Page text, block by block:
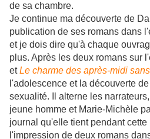
de sa chambre.
Je continue ma découverte de
publication de ses romans dans
et je dois dire qu'à chaque
plus. Après les deux romans sur
etLe charme des après-midi
l'adolescence et la découverte
sexualité. Il alterne les
jeune homme et Marie-Michèle
journal qu'elle tient pendant
l'impression de deux romans